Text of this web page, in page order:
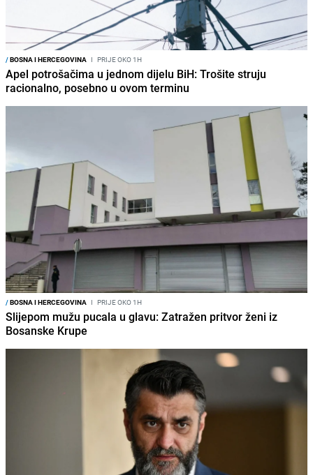
/BOSNA I HERCEGOVINA I PRIJE OKO 1H
Apel potrošačima u jednom dijelu BiH: Trošite struju
racionalno, posebno u ovom terminu
/BOSNA I HERCEGOVINA I PRIJE OKO 1H
Slijepom mužu pucala u glavu: Zatražen pritvor ženi iz
Bosanske Krupe